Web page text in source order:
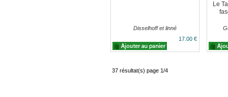
Disselhoff et linné
17.00 €
Le
37 résultat(s) page 1/4